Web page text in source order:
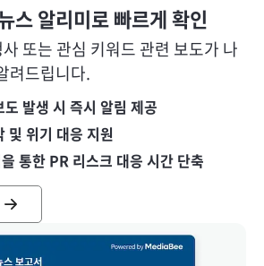
스 알리미로 빠르게 확인
또는 관심 키워드 관련 보도가 나
려드립니다.
발생 시 즉시 알림 제공
및 위기 대응 지원
통한 PR 리스크 대응 시간 단축